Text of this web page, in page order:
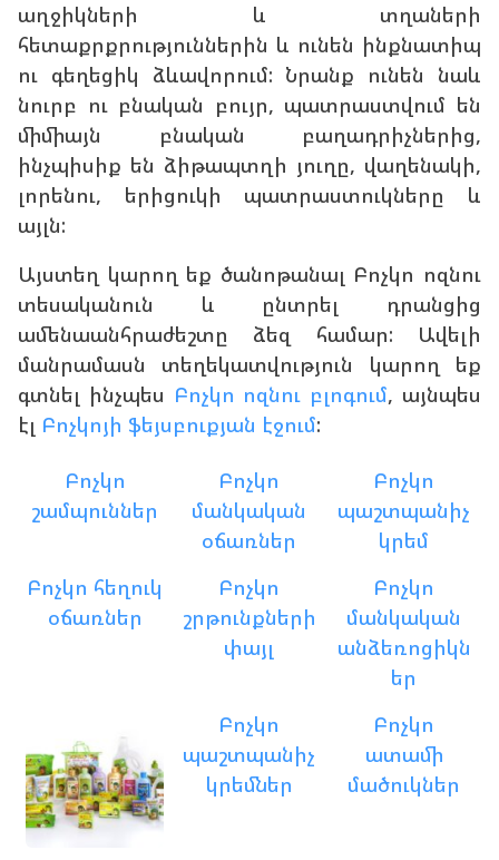
աղջիկների և տղաների
հետաքրքրություններին և ունեն ինքնատիպ
ու գեղեցիկ ձևավորում: Նրանք ունեն նաև
նուրբ ու բնական բույր, պատրաստվում են
միմիայն բնական բաղադրիչներից,
ինչպիսիք են ձիթապտղի յուղը, վաղենակի,
լորենու, երիցուկի պատրաստուկները և
այլն:
Այստեղ կարող եք ծանոթանալ Բոչկո ոզնու
տեսականուն և ընտրել դրանցից
ամենաանհրաժեշտը ձեզ համար: Ավելի
մանրամասն տեղեկատվություն կարող եք
գտնել ինչպես Բոչկո ոզնու բլոգում, այնպես
էլ Բոչկոյի ֆեյսբուքյան էջում:
Բոչկո
շամպուններ
Բոչկո
մանկական
օճառներ
Բոչկո
պաշտպանիչ
կրեմ
Բոչկո հեղուկ
օճառներ
Բոչկո
շրթունքների
փայլ
Բոչկո
մանկական
անձեռոցիկն
եր
Բոչկո
պաշտպանիչ
կրեմներ
Բոչկո
ատամի
մածուկներ